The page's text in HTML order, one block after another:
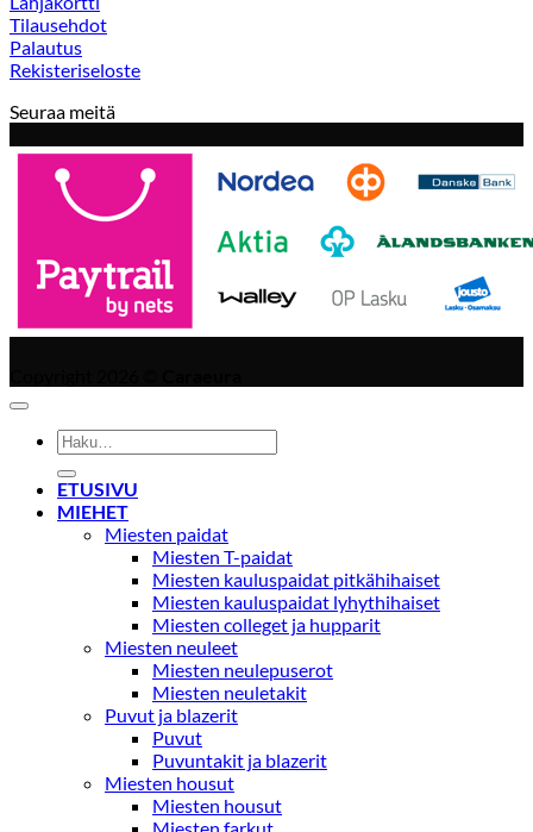
Tilausehdot
Palautus
Rekisteriseloste
Seuraa meitä
Etsi:
ETUSIVU
MIEHET
Miesten paidat
Miesten T-paidat
Miesten kauluspaidat pitkähihaiset
Miesten kauluspaidat lyhythihaiset
Miesten colleget ja hupparit
Miesten neuleet
Miesten neulepuserot
Miesten neuletakit
Puvut ja blazerit
Puvut
Puvuntakit ja blazerit
Miesten housut
Miesten housut